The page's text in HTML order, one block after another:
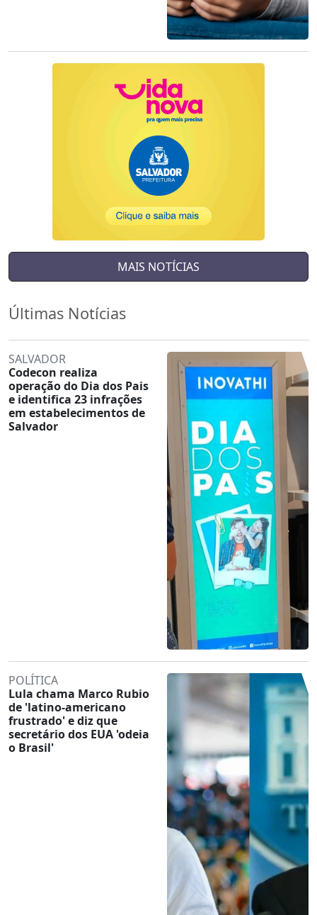
MAIS NOTÍCIAS
Últimas Notícias
SALVADOR
Codecon realiza
operação do Dia dos Pais
e identifica 23 infrações
em estabelecimentos de
Salvador
POLÍTICA
Lula chama Marco Rubio
de 'latino-americano
frustrado' e diz que
secretário dos EUA 'odeia
o Brasil'